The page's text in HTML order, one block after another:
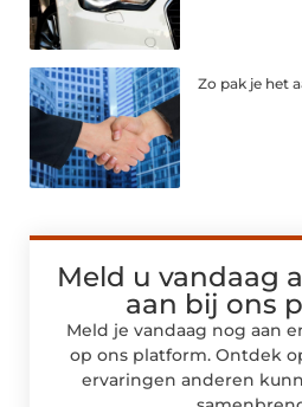
Zo pak je het
Meld u vandaag
aan bij ons
Meld je vandaag nog aan
op ons platform. Ontdek
ervaringen anderen